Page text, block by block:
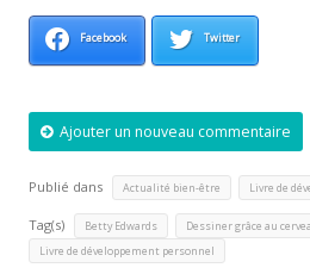
Facebook Twitter
Ajouter un nouveau commentaire
Publié dans Actualité bien-être Livre de
Tag(s) Betty Edwards Dessiner grâce au
Livre de développement personnel